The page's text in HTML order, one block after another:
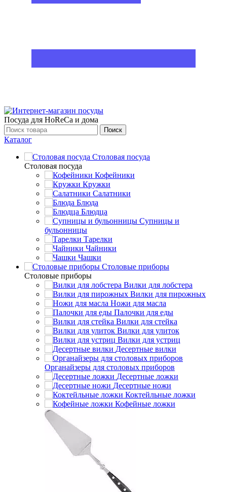
Посуда для HoReCa и дома
Поиск
Каталог
Столовая посуда
Столовая посуда
Кофейники
Кружки
Салатники
Блюда
Блюдца
Супницы и
бульонницы
Тарелки
Чайники
Чашки
Cтоловые приборы
Cтоловые приборы
Вилки для лобстера
Вилки для пирожных
Ножи для масла
Палочки для еды
Вилки для стейка
Вилки для улиток
Вилки для устриц
Десертные вилки
Органайзеры для столовых приборов
Десертные ложки
Десертные ножи
Коктейльные ложки
Кофейные ложки